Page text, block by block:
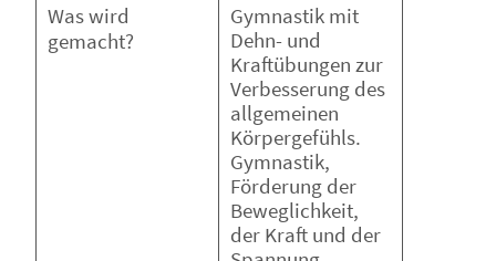
Was wird
gemacht?
Gymnastik mit
Dehn- und
Kraftübungen zur
Verbesserung des
allgemeinen
Körpergefühls.
Gymnastik,
Förderung der
Beweglichkeit,
der Kraft und der